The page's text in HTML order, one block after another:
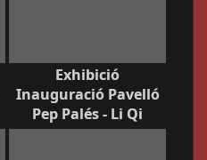
Exhibició
Inauguració Pavelló
Pep Palés - Li Qi